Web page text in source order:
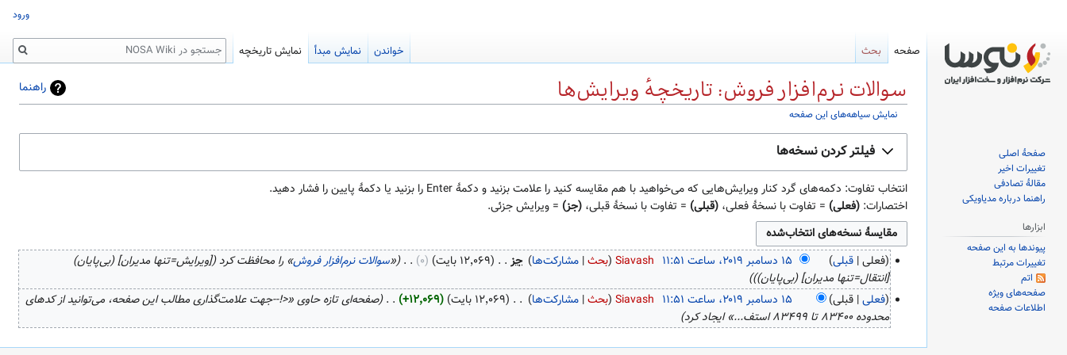
راهنما سوالات نرم‌افزار فروش: تاریخچهٔ ویرایش‌ها
نمایش سیاهه‌های این صفحه
ناوبری
جستجو
فیلتر کردن نسخه‌ها
انتخاب تفاوت: دکمه‌های گرد کنار ویرایش‌هایی که می‌خواهید با هم مقایسه کنید را علامت بزنید و دکمهٔ Enter را بزنید یا دکمهٔ پایین را فشار دهید.
اختصارات: (فعلی) = تفاوت با نسخهٔ فعلی، (قبلی) = تفاوت با نسخهٔ قبلی، (جز) = ویرایش جزئی.
فعلی قبلی Siavash بحث مشارکت‌ها جز ۱۲٬۰۶۹ بایت ۰ «سوالات نرم‌افزار فروش» را محافظت کرد ([ویرایش=تنها مدیران] (بی‌پایان)
[انتقال=تنها مدیران] (بی‌پایان))
فعلی قبلی Siavash بحث مشارکت‌ها ۱۲٬۰۶۹ بایت +۱۲٬۰۶۹
صفحه‌ای تازه حاوی «<!--جهت علامت‌گذاری مطالب این صفحه، می‌توانید از کدهای
محدوده 83400 تا 83499 استف...» ایجاد کرد
ورود
صفحه بحث خواندن نمایش مبدأ نمایش تاریخچه جستجو
صفحهٔ اصلی
تغییرات اخیر
مقالهٔ تصادفی
راهنما درباره مدیاویکی
ابزارها
پیوندها به این صفحه
تغییرات مرتبط
اتم
صفحه‌های ویژه
اطلاعات صفحه